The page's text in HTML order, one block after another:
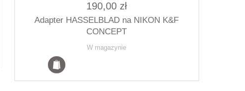
190,00 zł
Adapter HASSELBLAD na NIKON K&F
CONCEPT
W magazynie